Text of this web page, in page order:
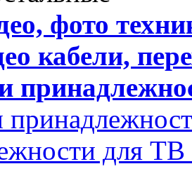
фото
кабели,
для